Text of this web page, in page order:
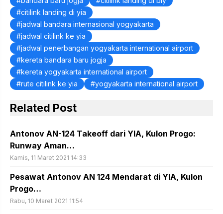
citilink landing di yia
jadwal bandara internasional yogyakarta
jadwal citilink ke yia
jadwal penerbangan yogyakarta international airport
kereta bandara baru jogja
kereta yogyakarta international airport
rute citilink ke yia
yogyakarta international airport
Related Post
Antonov AN-124 Takeoff dari YIA, Kulon Progo:
Runway Aman…
Kamis, 11 Maret 2021 14:33
Pesawat Antonov AN 124 Mendarat di YIA, Kulon
Progo…
Rabu, 10 Maret 2021 11:54